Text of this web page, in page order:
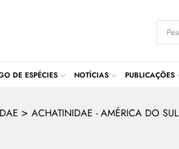
DE ESPÉCIES NOTÍCIAS PUBLICAÇÕES
> ACHATINIDAE - AMÉRICA DO SUL